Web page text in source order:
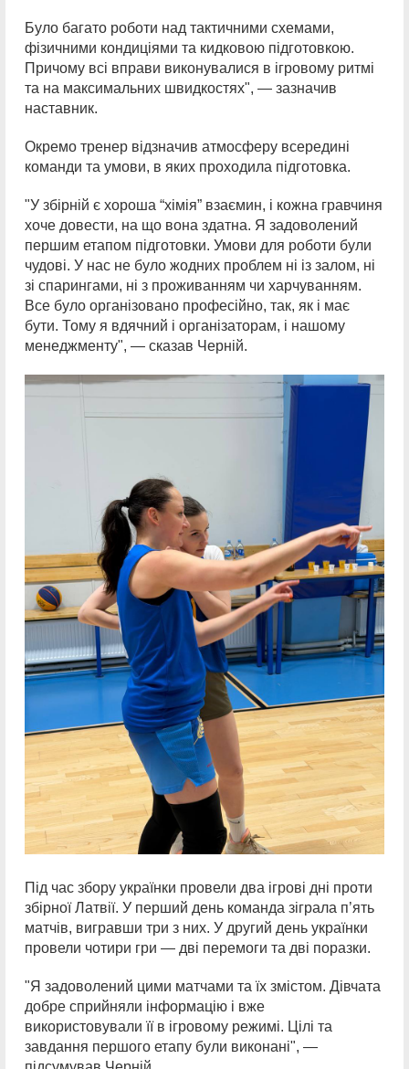
Було багато роботи над тактичними схемами,
фізичними кондиціями та кидковою підготовкою.
Причому всі вправи виконувалися в ігровому ритмі
та на максимальних швидкостях", — зазначив
наставник.
Окремо тренер відзначив атмосферу всередині
команди та умови, в яких проходила підготовка.
"У збірній є хороша “хімія” взаємин, і кожна гравчиня
хоче довести, на що вона здатна. Я задоволений
першим етапом підготовки. Умови для роботи були
чудові. У нас не було жодних проблем ні із залом, ні
зі спарингами, ні з проживанням чи харчуванням.
Все було організовано професійно, так, як і має
бути. Тому я вдячний і організаторам, і нашому
менеджменту", — сказав Черній.
Під час збору українки провели два ігрові дні проти
збірної Латвії. У перший день команда зіграла п’ять
матчів, вигравши три з них. У другий день українки
провели чотири гри — дві перемоги та дві поразки.
"Я задоволений цими матчами та їх змістом. Дівчата
добре сприйняли інформацію і вже
використовували її в ігровому режимі. Цілі та
завдання першого етапу були виконані", —